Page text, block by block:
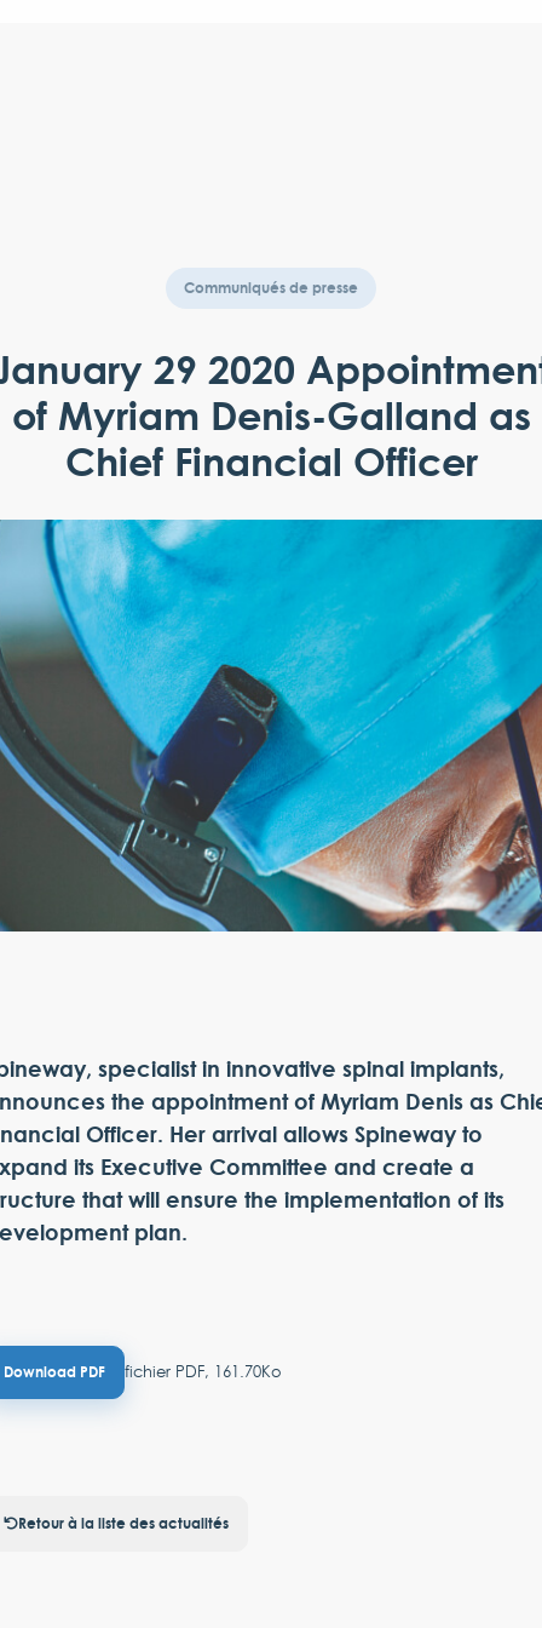
Communiqués de presse
29 2020
of Myriam Denis-Galland as
Chief Financial Officer
specialist in innovative spinal implants,
the appointment of Myriam Denis as
Officer. Her arrival allows Spineway to
its Executive Committee and create a
that will ensure the implementation of its
plan.
Download PDF fichier PDF, 161.70Ko
Retour à la liste des actualités